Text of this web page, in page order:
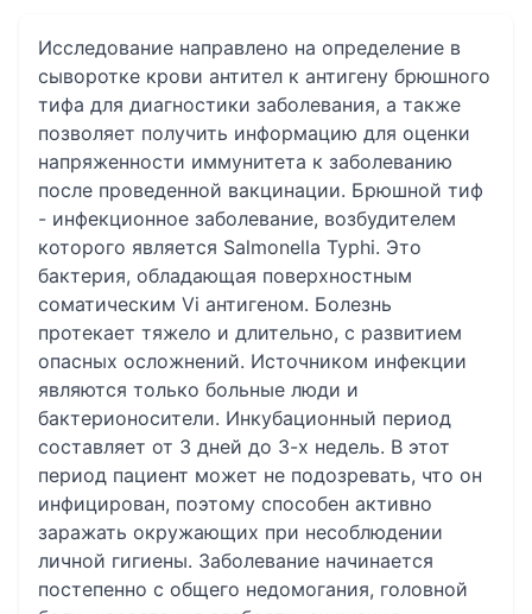
Исследование направлено на определение в
сыворотке крови антител к антигену брюшного
тифа для диагностики заболевания, а также
позволяет получить информацию для оценки
напряженности иммунитета к заболеванию
после проведенной вакцинации. Брюшной тиф
- инфекционное заболевание, возбудителем
которого является Salmonella Typhi. Это
бактерия, обладающая поверхностным
соматическим Vi антигеном. Болезнь
протекает тяжело и длительно, с развитием
опасных осложнений. Источником инфекции
являются только больные люди и
бактерионосители. Инкубационный период
составляет от 3 дней до 3-х недель. В этот
период пациент может не подозревать, что он
инфицирован, поэтому способен активно
заражать окружающих при несоблюдении
личной гигиены. Заболевание начинается
постепенно с общего недомогания, головной